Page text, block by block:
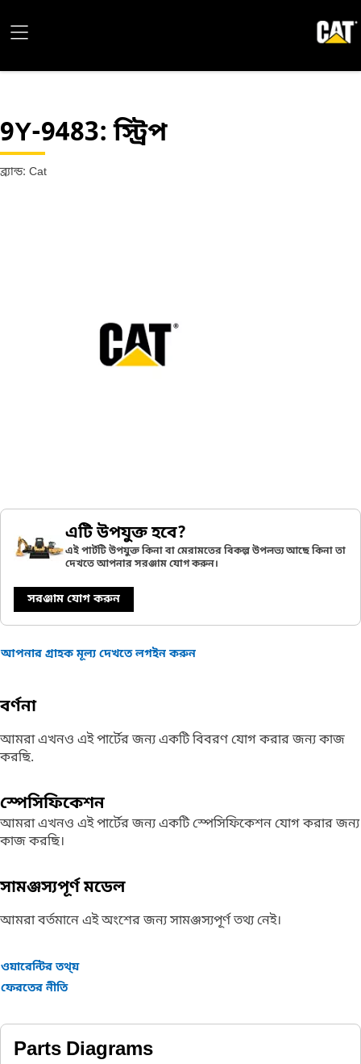
9Y-9483: স্ট্রিপ
ব্র্যান্ড: Cat
এটি উপযুক্ত হবে?
এই পার্টটি উপযুক্ত কিনা বা মেরামতের বিকল্প উপলভ্য আছে কিনা তা
দেখতে আপনার সরঞ্জাম যোগ করুন।
সরঞ্জাম যোগ করুন
আপনার গ্রাহক মূল্য দেখতে লগইন করুন
বর্ণনা
আমরা এখনও এই পার্টের জন্য একটি বিবরণ যোগ করার জন্য কাজ
করছি.
স্পেসিফিকেশন
আমরা এখনও এই পার্টের জন্য একটি স্পেসিফিকেশন যোগ করার জন্য
কাজ করছি।
সামঞ্জস্যপূর্ণ মডেল
আমরা বর্তমানে এই অংশের জন্য সামঞ্জস্যপূর্ণ তথ্য নেই।
ওয়ারেন্টির তথ্য়
ফেরতের নীতি
Parts Diagrams